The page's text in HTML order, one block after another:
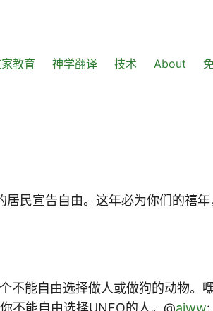
教育 神学翻译 技术 About
民宣告自由。这年必为你们的禧
不能自由选择做人或做狗的动物。
不能自由选择UNFO的人。@aiww